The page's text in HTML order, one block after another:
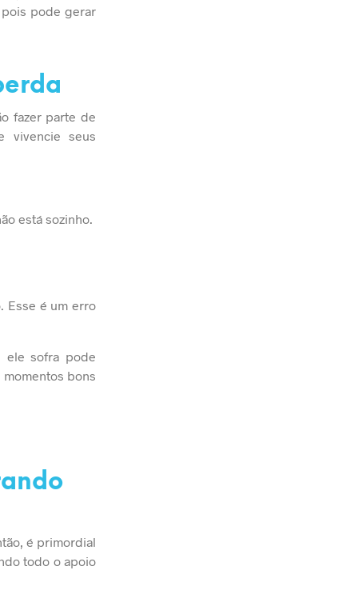
pode gerar
fazer parte de
vivencie seus
está sozinho.
Esse é um erro
ele sofra pode
bons
é primordial
todo o apoio